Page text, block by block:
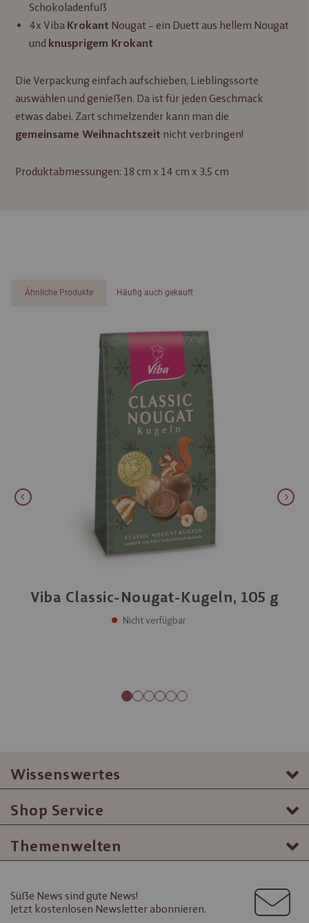
Schokoladenfuß
4x Viba Krokant Nougat – ein Duett aus hellem Nougat
und knusprigem Krokant
Die Verpackung einfach aufschieben, Lieblingssorte
auswählen und genießen. Da ist für jeden Geschmack
etwas dabei. Zart schmelzender kann man die
gemeinsame Weihnachtszeit nicht verbringen!
Produktabmessungen: 18 cm x 14 cm x 3,5 cm
Ähnliche Produkte Häufig auch gekauft
Viba Classic-Nougat-Kugeln, 105 g
Nicht verfügbar
Wissenswertes
Shop Service
Themenwelten
Süße News sind gute News!
Jetzt kostenlosen Newsletter abonnieren.